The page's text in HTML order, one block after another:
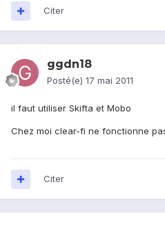
Citer
ggdn18
Posté(e) 17 mai 2011
il faut utiliser Skifta et Mobo
Chez moi clear-fi ne fonctionne
Citer